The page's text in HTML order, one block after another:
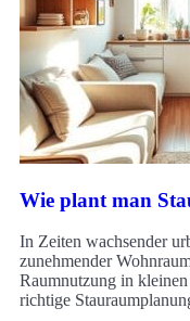
Wie plant man
In Zeiten wachsender
zunehmender
Raumnutzung in
richtige